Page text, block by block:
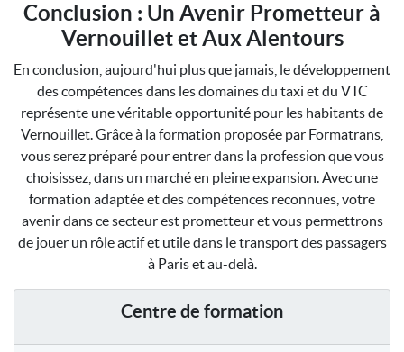
Conclusion : Un Avenir Prometteur à
Vernouillet et Aux Alentours
En conclusion, aujourd'hui plus que jamais, le développement
des compétences dans les domaines du taxi et du VTC
représente une véritable opportunité pour les habitants de
Vernouillet. Grâce à la formation proposée par Formatrans,
vous serez préparé pour entrer dans la profession que vous
choisissez, dans un marché en pleine expansion. Avec une
formation adaptée et des compétences reconnues, votre
avenir dans ce secteur est prometteur et vous permettrons
de jouer un rôle actif et utile dans le transport des passagers
à Paris et au-delà.
Centre de formation